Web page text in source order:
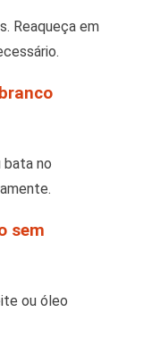
Reaqueça em
bata no
sem
ou óleo